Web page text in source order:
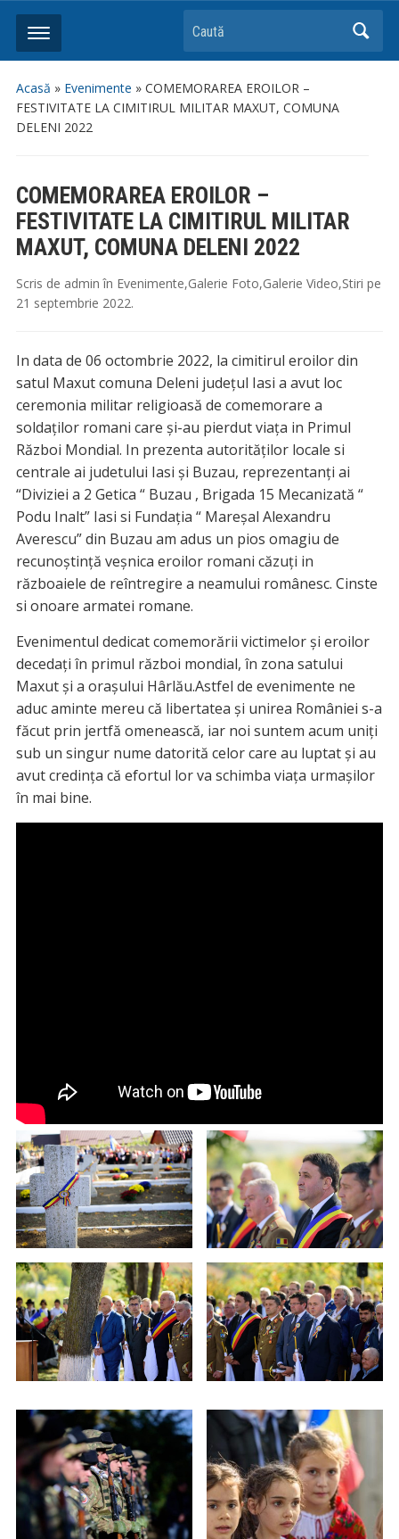
Caută
Acasă » Evenimente » COMEMORAREA EROILOR –
FESTIVITATE LA CIMITIRUL MILITAR MAXUT, COMUNA
DELENI 2022
COMEMORAREA EROILOR –
FESTIVITATE LA CIMITIRUL MILITAR
MAXUT, COMUNA DELENI 2022
Scris de admin în Evenimente,Galerie Foto,Galerie Video,Stiri pe
21 septembrie 2022.
In data de 06 octombrie 2022, la cimitirul eroilor din
satul Maxut comuna Deleni județul Iasi a avut loc
ceremonia militar religioasă de comemorare a
soldaților romani care și-au pierdut viața in Primul
Război Mondial. In prezenta autorităților locale si
centrale ai judetului Iasi și Buzau, reprezentanți ai
“Diviziei a 2 Getica “ Buzau , Brigada 15 Mecanizată “
Podu Inalt” Iasi si Fundația “ Mareșal Alexandru
Averescu” din Buzau am adus un pios omagiu de
recunoștință veșnica eroilor romani căzuți in
războaiele de reîntregire a neamului românesc. Cinste
si onoare armatei romane.
Evenimentul dedicat comemorării victimelor și eroilor
decedați în primul război mondial, în zona satului
Maxut și a orașului Hârlău.Astfel de evenimente ne
aduc aminte mereu că libertatea și unirea României s-a
făcut prin jertfă omenească, iar noi suntem acum uniți
sub un singur nume datorită celor care au luptat și au
avut credința că efortul lor va schimba viața urmașilor
în mai bine.